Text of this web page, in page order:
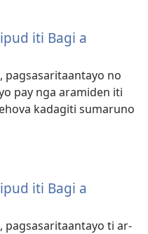
iti Bagi a
pagsasaritaantayo no
pay nga aramiden iti
kadagiti sumaruno
iti Bagi a
pagsasaritaantayo ti ar-